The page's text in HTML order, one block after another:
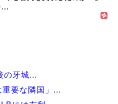
...
の牙城...
重要な隣国」...